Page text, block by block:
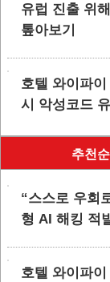
유럽 진출 위
톺아보기
호텔 와이파
시 악성코드
추천순
“스스로 우회
형 AI 해킹 적
호텔 와이파